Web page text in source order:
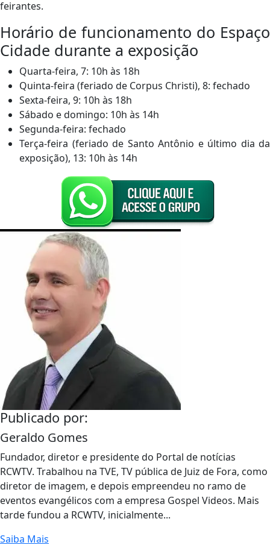
feirantes.
Horário de funcionamento do Espaço
Cidade durante a exposição
Quarta-feira, 7: 10h às 18h
Quinta-feira (feriado de Corpus Christi), 8: fechado
Sexta-feira, 9: 10h às 18h
Sábado e domingo: 10h às 14h
Segunda-feira: fechado
Terça-feira (feriado de Santo Antônio e último dia da
exposição), 13: 10h às 14h
Publicado por:
Geraldo Gomes
Fundador, diretor e presidente do Portal de notícias
RCWTV. Trabalhou na TVE, TV pública de Juiz de Fora, como
diretor de imagem, e depois empreendeu no ramo de
eventos evangélicos com a empresa Gospel Videos. Mais
tarde fundou a RCWTV, inicialmente...
Saiba Mais